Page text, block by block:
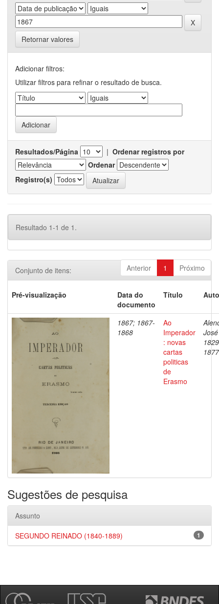
Retornar valores
Adicionar filtros:
Utilizar filtros para refinar o resultado de busca.
Resultados/Página | Ordenar registros por
Ordenar
Registro(s)
Resultado 1-1 de 1.
Anterior 1 Próximo
Conjunto de itens:
Pré-visualização
Data do
documento
Título
1867; 1867-
1868
Ao
Imperador
: novas
cartas
politicas
de
Erasmo
1877
Sugestões de pesquisa
Assunto
1
SEGUNDO REINADO (1840-1889)